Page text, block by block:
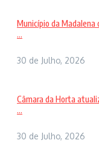
Município da Madalena
...
30 de Julho, 2026
Câmara da Horta
...
30 de Julho, 2026